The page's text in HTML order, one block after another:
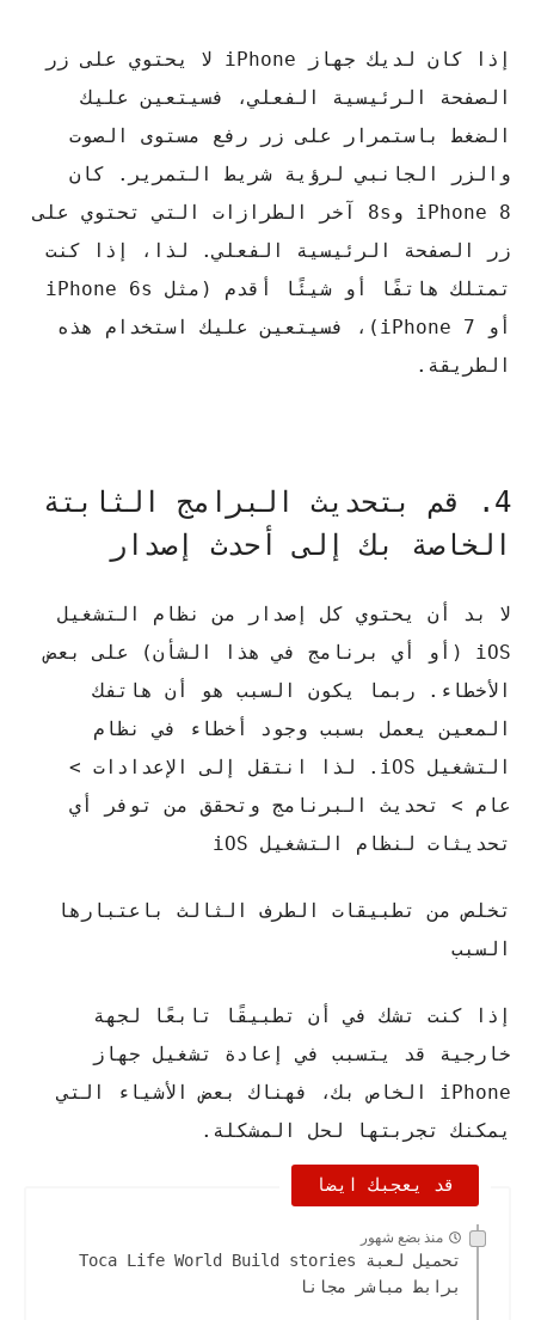
إذا كان لديك جهاز iPhone لا يحتوي على زر
الصفحة الرئيسية الفعلي، فسيتعين عليك
الضغط باستمرار على زر رفع مستوى الصوت
والزر الجانبي لرؤية شريط التمرير. كان
iPhone 8 و8s آخر الطرازات التي تحتوي على
زر الصفحة الرئيسية الفعلي. لذا، إذا كنت
تمتلك هاتفًا أو شيئًا أقدم (مثل iPhone 6s
أو iPhone 7)، فسيتعين عليك استخدام هذه
الطريقة.
4. قم بتحديث البرامج الثابتة
الخاصة بك إلى أحدث إصدار
لا بد أن يحتوي كل إصدار من نظام التشغيل
iOS (أو أي برنامج في هذا الشأن) على بعض
الأخطاء. ربما يكون السبب هو أن هاتفك
المعين يعمل بسبب وجود أخطاء في نظام
التشغيل iOS. لذا انتقل إلى الإعدادات >
عام > تحديث البرنامج وتحقق من توفر أي
تحديثات لنظام التشغيل iOS
تخلص من تطبيقات الطرف الثالث باعتبارها
السبب
إذا كنت تشك في أن تطبيقًا تابعًا لجهة
خارجية قد يتسبب في إعادة تشغيل جهاز
iPhone الخاص بك، فهناك بعض الأشياء التي
يمكنك تجربتها لحل المشكلة.
قد يعجبك ايضا
منذ بضع شهور
تحميل لعبة Toca Life World Build stories
برابط مباشر مجانا